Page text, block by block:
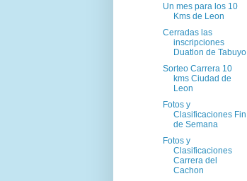
Un mes para los 10
Kms de Leon
Cerradas las
inscripciones
Duatlon de Tabuyo
Sorteo Carrera 10
kms Ciudad de
Leon
Fotos y
Clasificaciones Fin
de Semana
Fotos y
Clasificaciones
Carrera del
Cachon